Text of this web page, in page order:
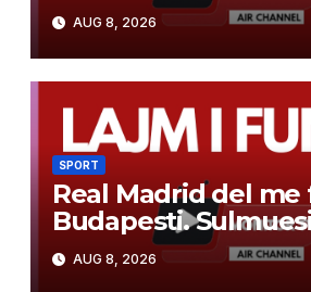
babanë e Messit.
në fuqi
AUG 8, 2026
SPORT
Real Madrid del
Budapesti.
transferuar këtë
“sefte” (video)
AUG 8, 2026